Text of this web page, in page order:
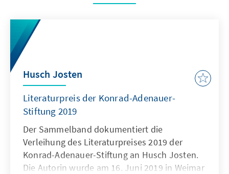
Husch Josten
Literaturpreis der Konrad-Adenauer-
Stiftung 2019
Der Sammelband dokumentiert die
Verleihung des Literaturpreises 2019 der
Konrad-Adenauer-Stiftung an Husch Josten.
Die Autorin wurde am 16. Juni 2019 in Weimar